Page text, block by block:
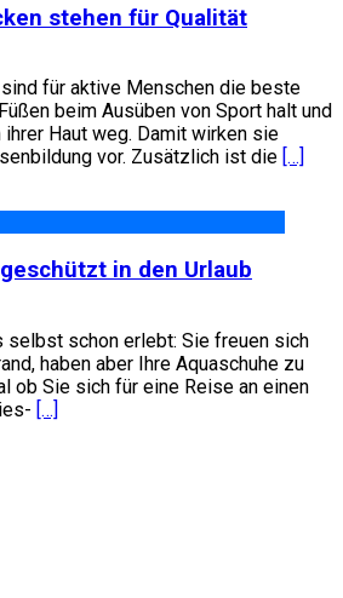
stehen für Qualität
für aktive Menschen die beste
beim Ausüben von Sport halt und
Haut weg. Damit wirken sie
vor. Zusätzlich ist die […]
in den Urlaub
selbst schon erlebt: Sie freuen sich
haben aber Ihre Aquaschuhe zu
ob Sie sich für eine Reise an einen
[…]